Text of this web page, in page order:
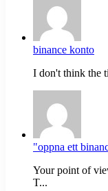
binance konto
I don't think the
"oppna ett
Your point of
T...